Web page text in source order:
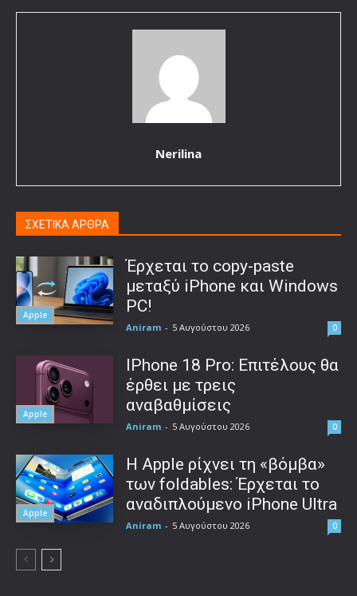
Nerilina
ΣΧΕΤΙΚΑ ΑΡΘΡΑ
Apple
Έρχεται το copy-paste
μεταξύ iPhone και Windows
PC!
Aniram - 5 Αυγούστου 2026 0
Apple
IPhone 18 Pro: Επιτέλους θα
έρθει με τρεις
αναβαθμίσεις
Aniram - 5 Αυγούστου 2026 0
Apple
Η Apple ρίχνει τη «βόμβα»
των foldables: Έρχεται το
αναδιπλούμενο iPhone Ultra
Aniram - 5 Αυγούστου 2026 0